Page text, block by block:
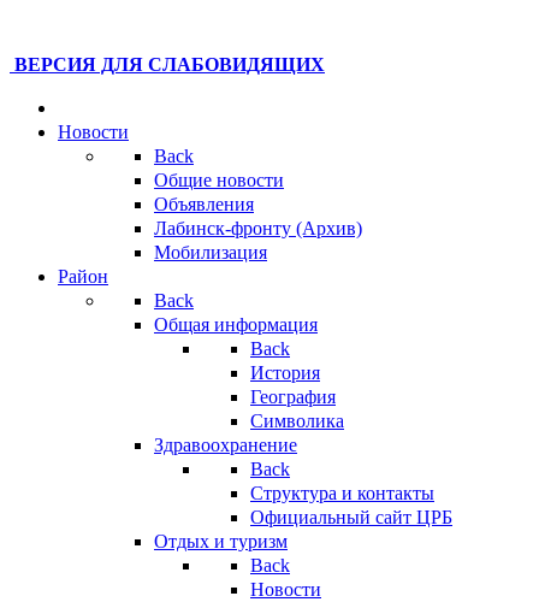
ВЕРСИЯ ДЛЯ СЛАБОВИДЯЩИХ
Новости
Back
Общие новости
Объявления
Лабинск-фронту (Архив)
Мобилизация
Район
Back
Общая информация
Back
История
География
Символика
Здравоохранение
Back
Структура и контакты
Официальный сайт ЦРБ
Отдых и туризм
Back
Новости